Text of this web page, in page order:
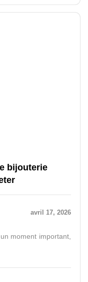
bijouterie
avril 17, 2026
moment important,